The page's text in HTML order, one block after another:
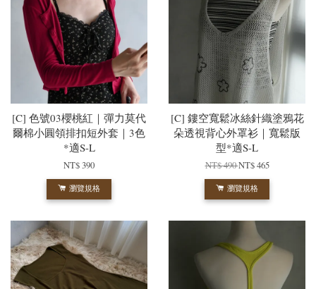
[C] 色號03櫻桃紅｜彈力莫代
爾棉小圓領排扣短外套｜3色
*適S-L
NT$ 390
瀏覽規格
[C] 鏤空寬鬆冰絲針織塗鴉花
朵透視背心外罩衫｜寬鬆版
型*適S-L
NT$ 490NT$ 465
瀏覽規格